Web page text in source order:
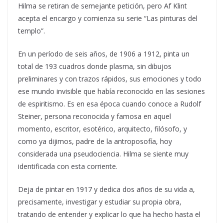
Hilma se retiran de semejante petición, pero Af Klint
acepta el encargo y comienza su serie “Las pinturas del
templo”.
En un período de seis años, de 1906 a 1912, pinta un
total de 193 cuadros donde plasma, sin dibujos
preliminares y con trazos rápidos, sus emociones y todo
ese mundo invisible que había reconocido en las sesiones
de espiritismo. Es en esa época cuando conoce a Rudolf
Steiner, persona reconocida y famosa en aquel
momento, escritor, esotérico, arquitecto, filósofo, y
como ya dijimos, padre de la antroposofía, hoy
considerada una pseudociencia. Hilma se siente muy
identificada con esta corriente.
Deja de pintar en 1917 y dedica dos años de su vida a,
precisamente, investigar y estudiar su propia obra,
tratando de entender y explicar lo que ha hecho hasta el